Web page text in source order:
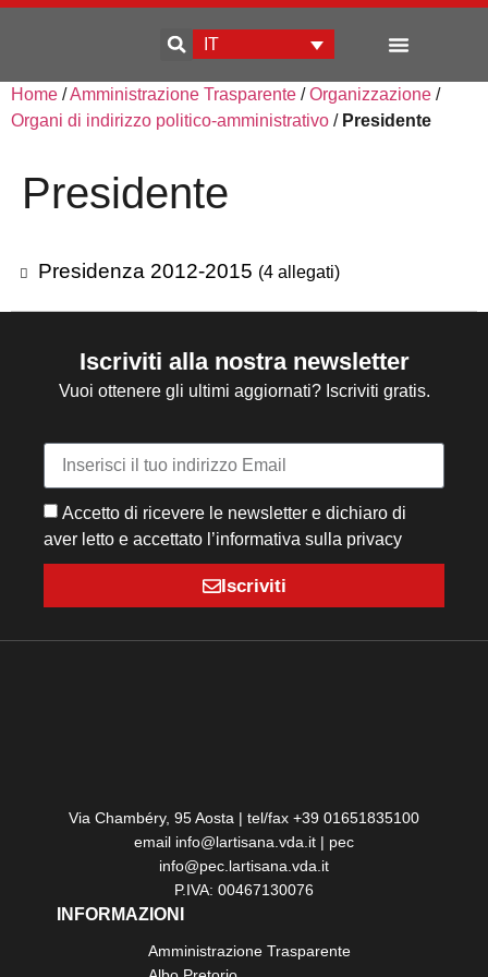
IT
Home /Amministrazione Trasparente /Organizzazione /
Organi di indirizzo politico-amministrativo / Presidente
Presidente
Presidenza 2012-2015 (4 allegati)
Iscriviti alla nostra newsletter
Vuoi ottenere gli ultimi aggiornati? Iscriviti gratis.
Accetto di ricevere le newsletter e dichiaro di
aver letto e accettato l’informativa sulla privacy
Iscriviti
Via Chambéry, 95 Aosta | tel/fax +39 01651835100
email info@lartisana.vda.it | pec
info@pec.lartisana.vda.it
P.IVA: 00467130076
INFORMAZIONI
Amministrazione Trasparente